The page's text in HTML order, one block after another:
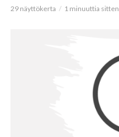
29 näyttökerta 1 minuuttia sitten